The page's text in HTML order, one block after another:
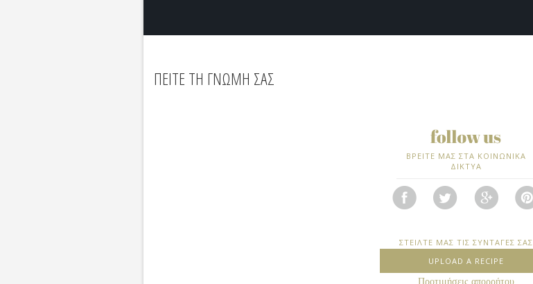
ΠΕΙΤΕ ΤΗ ΓΝΩΜΗ ΣΑΣ
ΒΡΕΙΤΕ ΜΑΣ ΣΤΑ ΚΟΙΝΩΝΙΚΑ
ΔΙΚΤΥΑ
ΣΤΕΙΛΤΕ ΜΑΣ ΤΙΣ ΣΥΝΤΑΓΕΣ ΣΑΣ
UPLOAD A RECIPE
Προτιμήσεις απορρήτου